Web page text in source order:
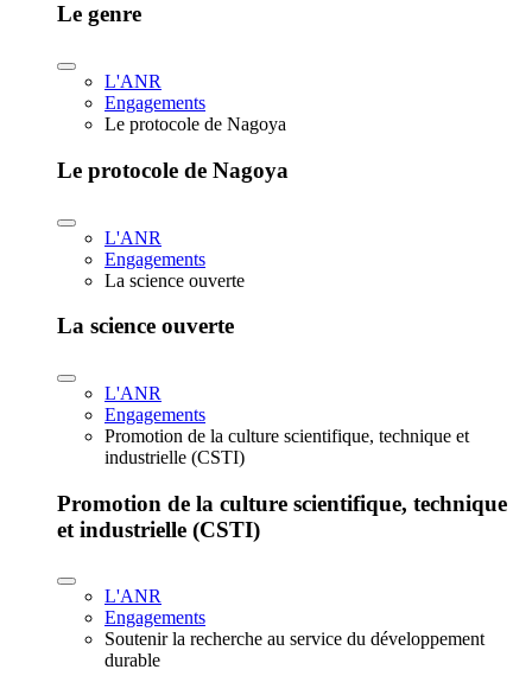
Le genre
L'ANR
Engagements
Le protocole de Nagoya
Le protocole de Nagoya
L'ANR
Engagements
La science ouverte
La science ouverte
L'ANR
Engagements
Promotion de la culture scientifique, technique et
industrielle (CSTI)
Promotion de la culture scientifique, technique
et industrielle (CSTI)
L'ANR
Engagements
Soutenir la recherche au service du développement
durable